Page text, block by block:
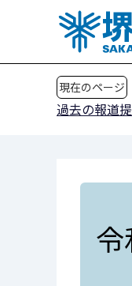
現在のページ
過去の報道